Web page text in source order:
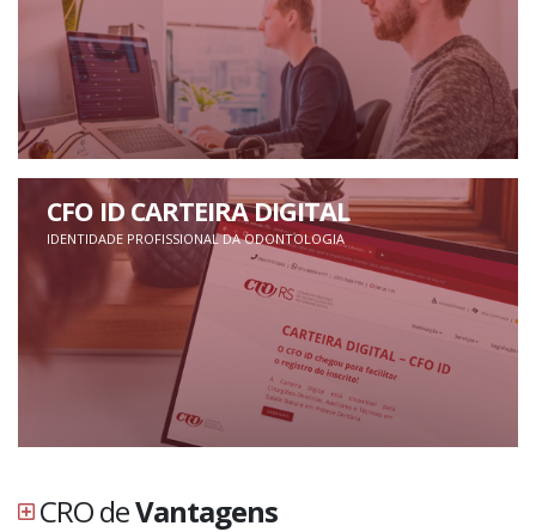
CFO ID CARTEIRA DIGITAL
IDENTIDADE PROFISSIONAL DA ODONTOLOGIA
CRO deVantagens